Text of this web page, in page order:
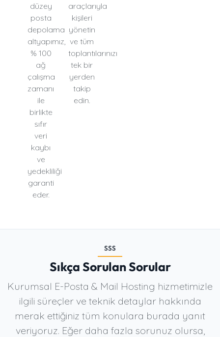
düzey
posta
depolama
altyapımız,
% 100
ağ
çalışma
zamanı
ile
birlikte
sıfır
veri
kaybı
ve
yedekliliği
garanti
eder.
araçlarıyla
kişileri
yönetin
ve tüm
toplantılarınızı
tek bir
yerden
takip
edin.
SSS
Sıkça Sorulan Sorular
Kurumsal E-Posta & Mail Hosting hizmetimizle
ilgili süreçler ve teknik detaylar hakkında
merak ettiğiniz tüm konulara burada yanıt
veriyoruz. Eğer daha fazla sorunuz olursa,